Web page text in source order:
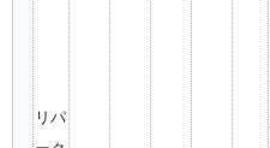
リパ